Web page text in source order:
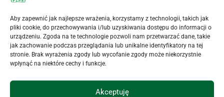
Aby zapewnić jak najlepsze wrażenia, korzystamy z technologii, takich jak
pliki cookie, do przechowywania i/lub uzyskiwania dostępu do informacji o
urządzeniu. Zgoda na te technologie pozwoli nam przetwarzać dane, takie
jak zachowanie podczas przeglądania lub unikalne identyfikatory na tej
stronie. Brak wyrażenia zgody lub wycofanie zgody może niekorzystnie
wpłynąć na niektóre cechy i funkcje.
Akceptuję
ul. Koszykowej 60/62
m. 16, w celu komunikacji
związanej z
uruchomieniem i wysyłką
Newslettera PZHK.
poinformował mnie o
dobrowolności podania